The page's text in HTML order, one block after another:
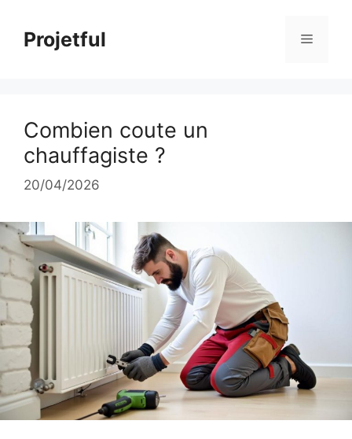
contenuProjetful Menu
Combien coute un
chauffagiste ?
20/04/2026